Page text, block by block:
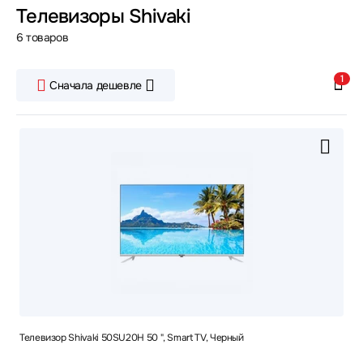
Телевизоры Shivaki
6 товаров
Сначала дешевле 1
Телевизор Shivaki 50SU20H 50 ", Smart TV, Черный